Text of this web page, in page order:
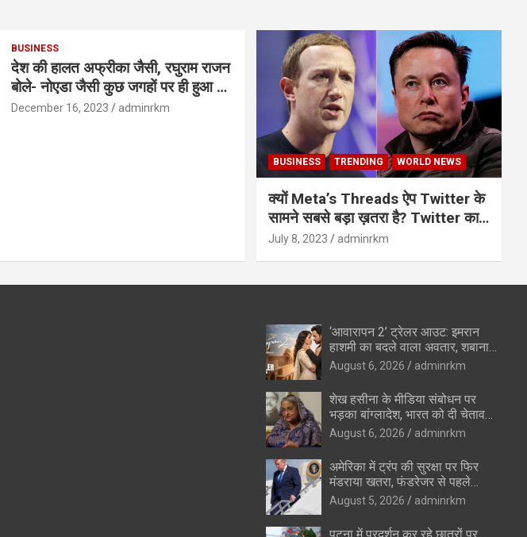
BUSINESS
देश की हालत अफ्रीका जैसी, रघुराम राजन
बोले- नोएडा जैसी कुछ जगहों पर ही हुआ है
विकास : रघुराम राजन
December 16, 2023 adminrkm
BUSINESS TRENDING WORLD NEWS
क्यों Meta’s Threads ऐप Twitter के
सामने सबसे बड़ा ख़तरा है? Twitter का
अंत?
July 8, 2023 adminrkm
‘आवारापन 2’ ट्रेलर आउट: इमरान
हाशमी का बदले वाला अवतार, शबाना
आजमी के विलेन रोल ने उड़ाए होश
August 6, 2026 adminrkm
शेख हसीना के मीडिया संबोधन पर
भड़का बांग्लादेश, भारत को दी चेतावनी
—”रिश्ते सुधारने की कोशिशों को
पहुंचेगा नुकसान”
August 6, 2026 adminrkm
अमेरिका में ट्रंप की सुरक्षा पर फिर
मंडराया खतरा, फंडरेजर से पहले
हथियारों के साथ संदिग्ध पकड़ा गया
August 5, 2026 adminrkm
पटना में प्रदर्शन कर रहे छात्रों पर